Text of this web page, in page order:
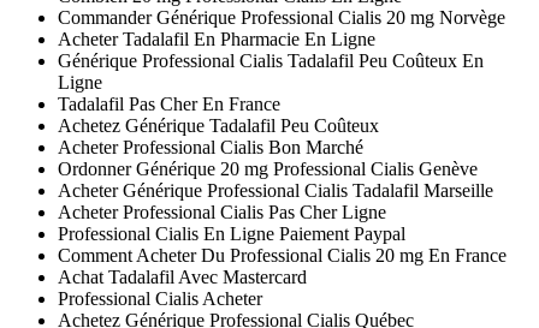
Commander Générique Professional Cialis 20 mg Norvège
Acheter Tadalafil En Pharmacie En Ligne
Générique Professional Cialis Tadalafil Peu Coûteux En
Ligne
Tadalafil Pas Cher En France
Achetez Générique Tadalafil Peu Coûteux
Acheter Professional Cialis Bon Marché
Ordonner Générique 20 mg Professional Cialis Genève
Acheter Générique Professional Cialis Tadalafil Marseille
Acheter Professional Cialis Pas Cher Ligne
Professional Cialis En Ligne Paiement Paypal
Comment Acheter Du Professional Cialis 20 mg En France
Achat Tadalafil Avec Mastercard
Professional Cialis Acheter
Achetez Générique Professional Cialis Québec